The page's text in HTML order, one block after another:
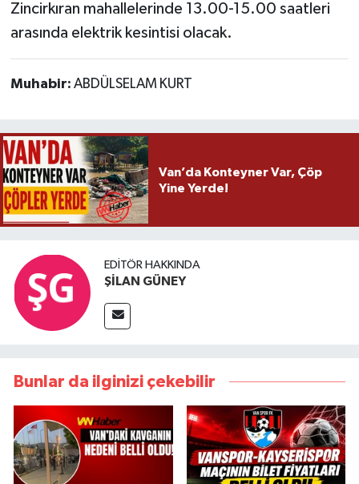
Zincirkıran mahallelerinde 13.00-15.00 saatleri
arasında elektrik kesintisi olacak.
Muhabir: ABDÜLSELAM KURT
Van’da Konteyner Var, Çöp
Yine Yerde!
EDITÖR HAKKINDA
ŞİLAN GÜNEY
Bunlar da ilginizi çekebilir